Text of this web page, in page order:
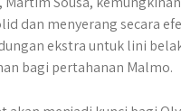
dan menyerang secara
ekstra untuk lini
bagi pertahanan Malmo.